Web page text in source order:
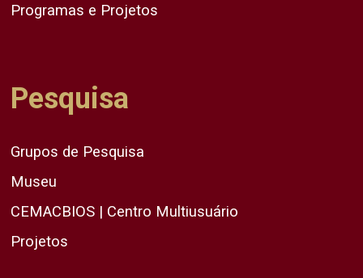
Programas e Projetos
Pesquisa
Grupos de Pesquisa
Museu
CEMACBIOS | Centro Multiusuário
Projetos